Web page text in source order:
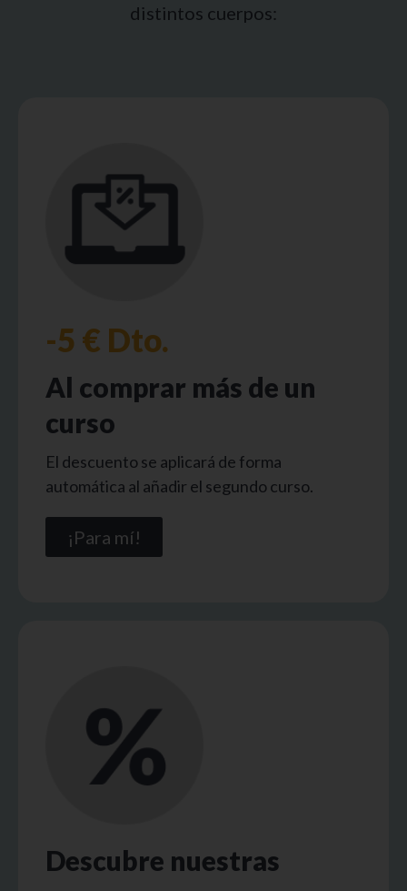
distintos cuerpos:
-5 € Dto.
Al comprar más de un
curso
El descuento se aplicará de forma
automática al añadir el segundo curso.
¡Para mí!
Descubre nuestras